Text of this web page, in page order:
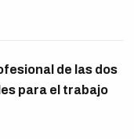
de las dos
para el trabajo